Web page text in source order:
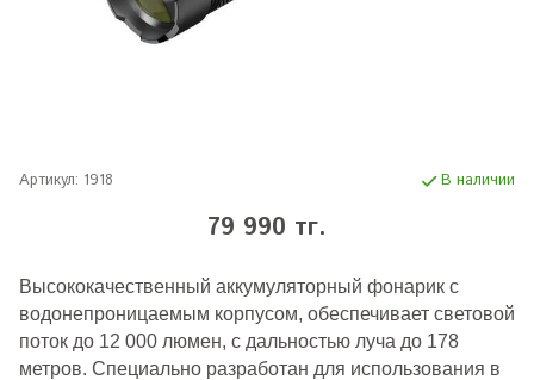
Артикул: 1918 В наличии
79 990 тг.
Высококачественный аккумуляторный фонарик с
водонепроницаемым корпусом, обеспечивает световой
поток до 12 000 люмен, с дальностью луча до 178
метров. Специально разработан для использования в